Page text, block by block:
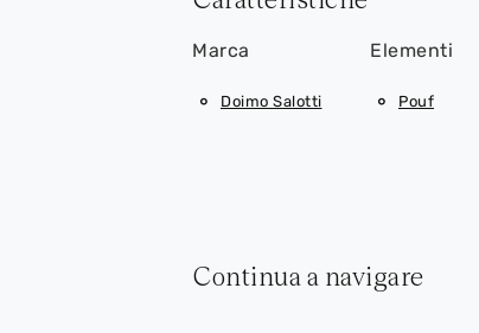
Marca
Doimo Salotti
Elementi
Pouf
Continua a navigare